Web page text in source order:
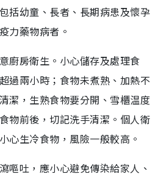
括幼童、長者、長期病患及懷孕
力藥物病者。
廚房衛生。小心儲存及處理食
過兩小時；食物未煮熟、加熱不
潔，生熟食物要分開、雪櫃温度
物前後，切記洗手清潔。個人衛
心生冷食物，風險一般較高。
嘔吐，應小心避免傳染給家人、